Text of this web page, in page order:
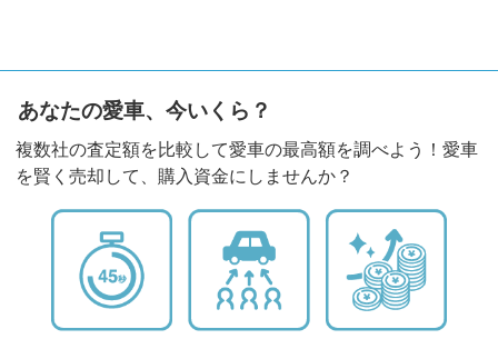
あなたの愛車、今いくら？
複数社の査定額を比較して愛車の最高額を調べよう！愛車
を賢く売却して、購入資金にしませんか？